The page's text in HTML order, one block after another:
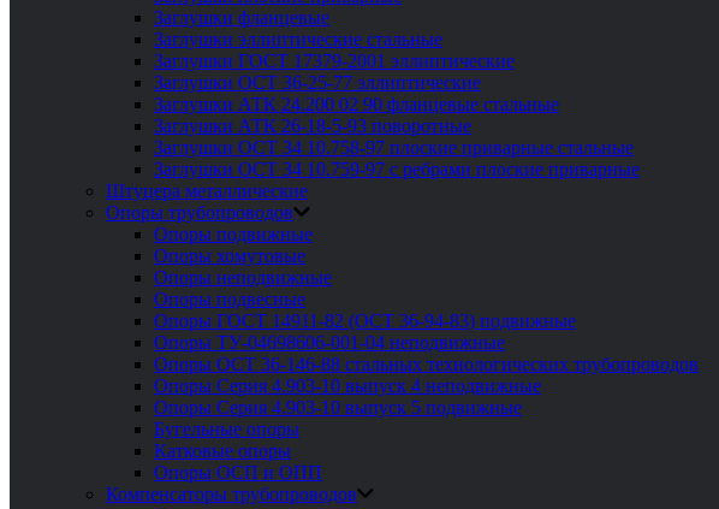
Заглушки фланцевые
Заглушки эллиптические стальные
Заглушки ГОСТ 17379-2001 эллиптические
Заглушки ОСТ 36-25-77 эллиптические
Заглушки АТК 24.200 02 90 фланцевые стальные
Заглушки АТК 26-18-5-93 поворотные
Заглушки ОСТ 34 10.758-97 плоские приварные стальные
Заглушки ОСТ 34 10.759-97 с ребрами плоские приварные
Штуцера металлические
Опоры трубопроводов
Опоры подвижные
Опоры хомутовые
Опоры неподвижные
Опоры подвесные
Опоры ГОСТ 14911-82 (ОСТ 36-94-83) подвижные
Опоры ТУ-04698606-001-04 неподвижные
Опоры ОСТ 36-146-88 стальных технологических трубопроводов
Опоры Серия 4.903-10 выпуск 4 неподвижные
Опоры Серия 4.903-10 выпуск 5 подвижные
Бугельные опоры
Катковые опоры
Опоры ОСП и ОПП
Компенсаторы трубопроводов